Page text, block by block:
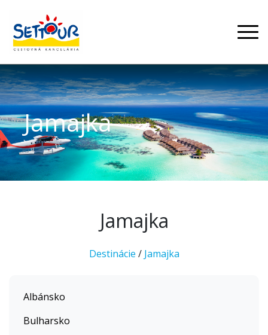
Jamajka
Jamajka
Destinácie / Jamajka
Albánsko
Bulharsko